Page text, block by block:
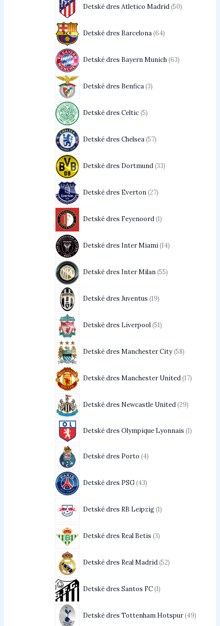
Detské dres Atletico Madrid 50
Detské dres Barcelona 64
Detské dres Bayern Munich 63
Detské dres Benfica 3
Detské dres Celtic 5
Detské dres Chelsea 57
Detské dres Dortmund 33
Detské dres Everton 27
Detské dres Feyenoord 1
Detské dres Inter Miami 14
Detské dres Inter Milan 55
Detské dres Juventus 19
Detské dres Liverpool 51
Detské dres Manchester City 58
Detské dres Manchester United 17
Detské dres Newcastle United 29
Detské dres Olympique Lyonnais 1
Detské dres Porto 4
Detské dres PSG 43
Detské dres RB Leipzig 1
Detské dres Real Betis 3
Detské dres Real Madrid 52
Detské dres Santos FC 1
Detské dres Tottenham Hotspur 49